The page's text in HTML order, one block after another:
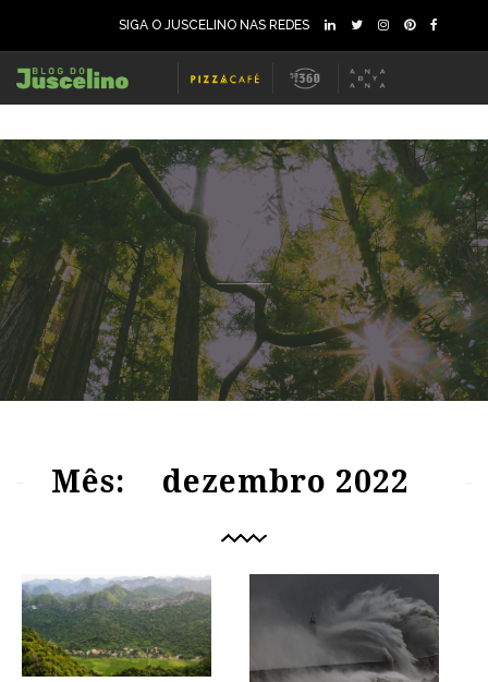
SIGA O JUSCELINO NAS REDES
Mês: dezembro 2022